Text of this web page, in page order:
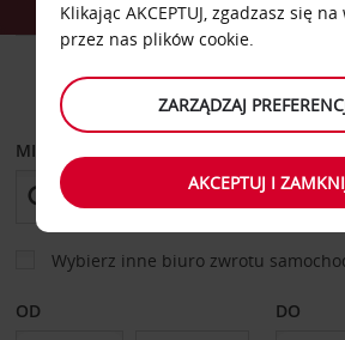
MIEJSCE ODBIORU
Wybierz inne biuro zwrotu
OD DO
Klikając AKCEPTUJ, zgadzasz się
przez nas plików cookie.
ZARZĄDZAJ
AKCEPTUJ I